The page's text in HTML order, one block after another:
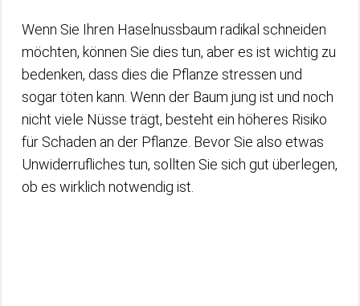
Wenn Sie Ihren Haselnussbaum radikal schneiden
möchten, können Sie dies tun, aber es ist wichtig zu
bedenken, dass dies die Pflanze stressen und
sogar töten kann. Wenn der Baum jung ist und noch
nicht viele Nüsse trägt, besteht ein höheres Risiko
für Schaden an der Pflanze. Bevor Sie also etwas
Unwiderrufliches tun, sollten Sie sich gut überlegen,
ob es wirklich notwendig ist.